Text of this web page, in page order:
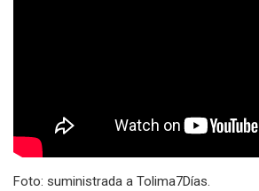
Foto: suministrada a Tolima7Días.